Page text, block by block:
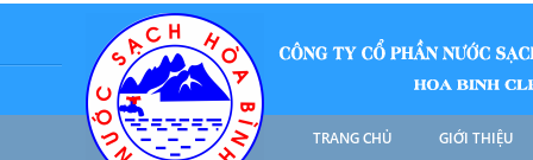
TRANG CHỦ GIỚI THIỆU